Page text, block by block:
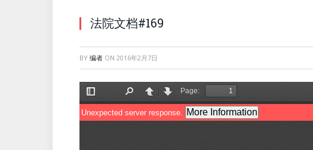
法院文档#169
BY 编者 ON 2016年2月7日